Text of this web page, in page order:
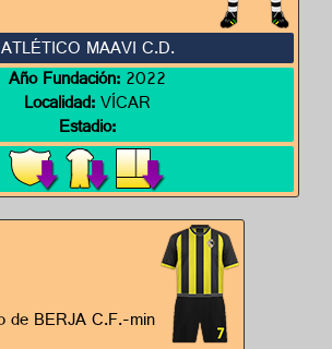
ATLÉTICO MAAVI C.D.
Año Fundación:2022
Localidad:VÍCAR
Estadio: